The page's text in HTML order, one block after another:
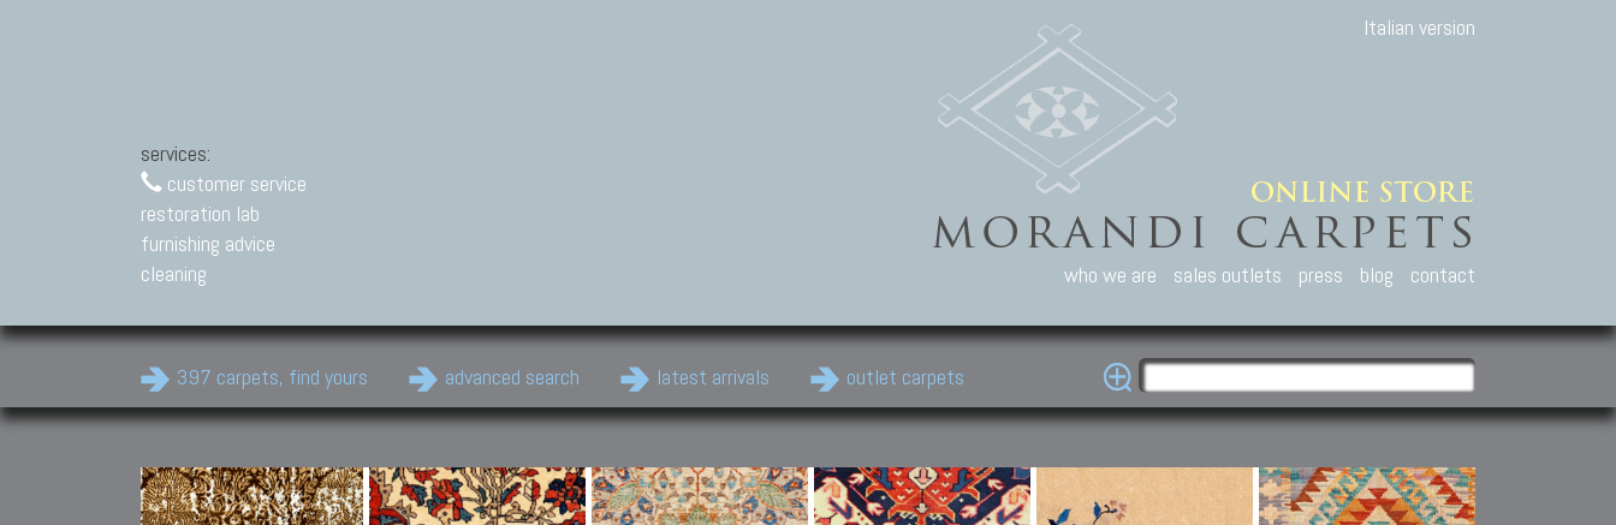
services:
customer service
restoration lab
furnishing advice
cleaning
Italian version
who we are sales outlets press blog contact
397 carpets, find yours advanced search latest arrivals outlet carpets
Modern Carpets
Contemporary modern
Persian Carpets
Antique Persian carpets,
Classic Carpets
Floral carpets, Agra, Zigler,
Caucasian Carpets
Antique Caucasian carpets:
Other Carpets
Antique Anatolian carpets.